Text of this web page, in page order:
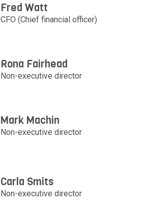
Fred Watt
CFO (Chief financial officer)
Rona Fairhead
Non-executive director
Mark Machin
Non-executive director
Carla Smits
Non-executive director